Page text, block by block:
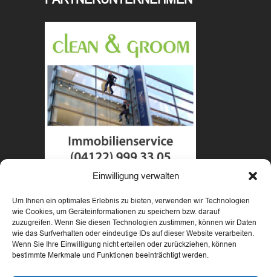
Einwilligung verwalten
Um Ihnen ein optimales Erlebnis zu bieten, verwenden wir Technologien
wie Cookies, um Geräteinformationen zu speichern bzw. darauf
zuzugreifen. Wenn Sie diesen Technologien zustimmen, können wir Daten
wie das Surfverhalten oder eindeutige IDs auf dieser Website verarbeiten.
Wenn Sie Ihre Einwilligung nicht erteilen oder zurückziehen, können
bestimmte Merkmale und Funktionen beeinträchtigt werden.